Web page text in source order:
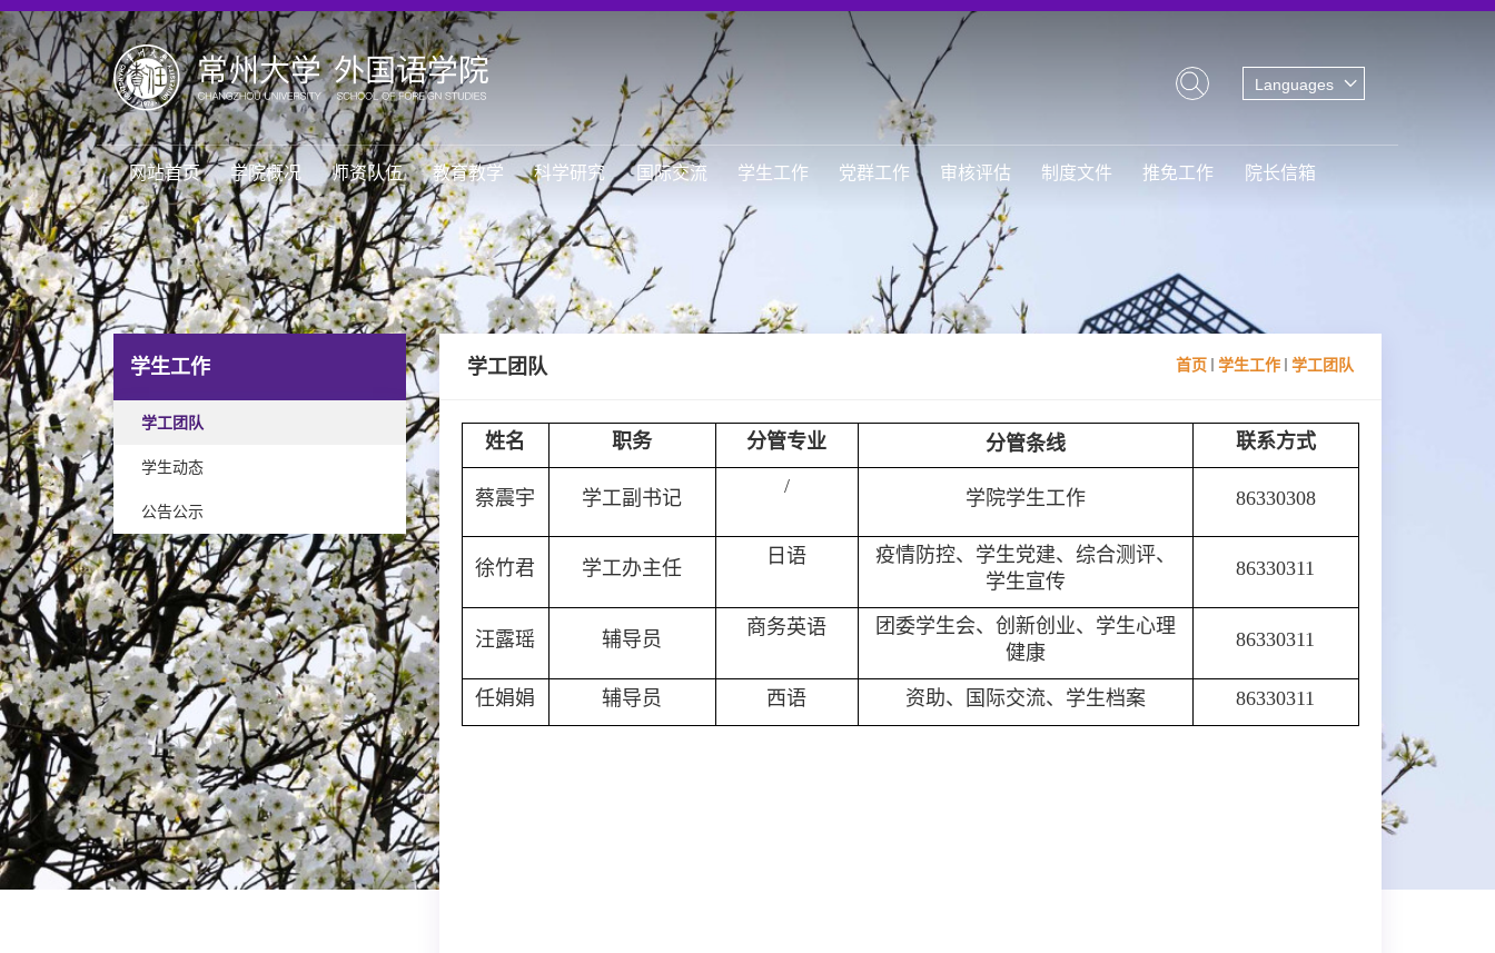
Languages
网站首页 学院概况 师资队伍 教育教学 科学研究 国际交流 学生工作 党群工作 审核评估 制度文件 推免工作 院长信箱
学生工作
学工团队
学生动态
公告公示
学工团队 首页 学生工作 学工团队
姓名 职务 分管专业 分管条线 联系方式
蔡震宇 学工副书记
/
学院学生工作 86330308
徐竹君 学工办主任
日语
疫情防控、学生党建、综合测评、
学生宣传
86330311
汪露瑶 辅导员
商务英语
团委学生会、创新创业、学生心理
健康
86330311
任娟娟 辅导员 西语 资助、国际交流、学生档案 86330311